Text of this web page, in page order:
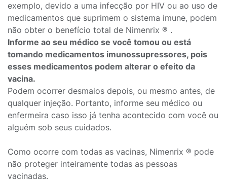
exemplo, devido a uma infecção por HIV ou ao uso de
medicamentos que suprimem o sistema imune, podem
não obter o benefício total de Nimenrix ® .
Informe ao seu médico se você tomou ou está
tomando medicamentos imunossupressores, pois
esses medicamentos podem alterar o efeito da
vacina.
Podem ocorrer desmaios depois, ou mesmo antes, de
qualquer injeção. Portanto, informe seu médico ou
enfermeira caso isso já tenha acontecido com você ou
alguém sob seus cuidados.
Como ocorre com todas as vacinas, Nimenrix ® pode
não proteger inteiramente todas as pessoas
vacinadas.